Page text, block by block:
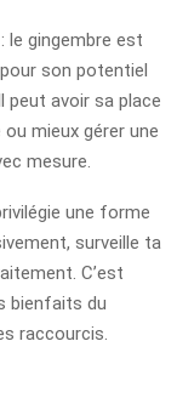
le gingembre est
son potentiel
avoir sa place
mieux gérer une
mesure.
une forme
surveille ta
C’est
bienfaits du
raccourcis.